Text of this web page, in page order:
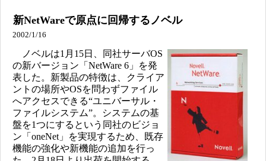
新NetWareで原点に回帰するノベル
2002/1/16
ノベルは1月15日、同社サーバOS
の新バージョン「NetWare 6」を発
表した。新製品の特徴は、クライア
ントの場所やOSを問わずファイル
へアクセスできる“ユニバーサル・
ファイルシステム”。システムの基
盤を1つにするという同社のビジョ
ン「oneNet」を実現するため、既存
機能の強化や新機能の追加を行っ